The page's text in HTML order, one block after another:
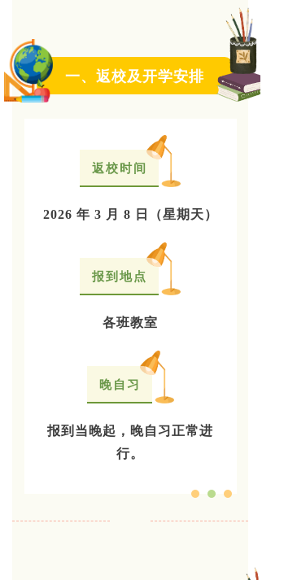
一、返校及开学安排
返校时间
2026 年 3 月 8 日（星期天）
报到地点
各班教室
晚自习
报到当晚起，晚自习正常进
行。